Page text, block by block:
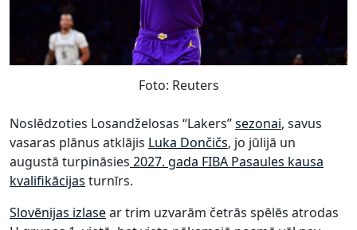
Foto: Reuters
Noslēdzoties Losandželosas “Lakers”sezonai, savus
vasaras plānus atklājis Luka Dončičs, jo jūlijā un
augustā turpināsies 2027. gada FIBA Pasaules kausa
kvalifikācijas turnīrs.
Slovēnijas izlasear trim uzvarām četrās spēlēs atrodas